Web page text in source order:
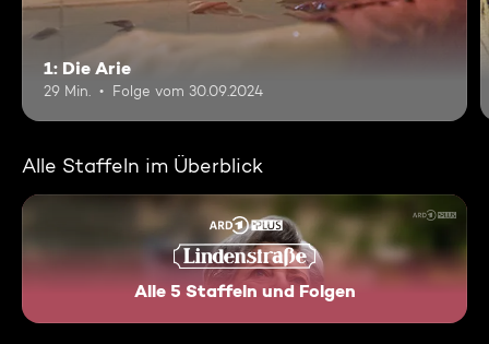
1: Die Arie
29 Min. Folge vom 30.09.2024
Alle Staffeln im Überblick
Alle 5 Staffeln und Folgen